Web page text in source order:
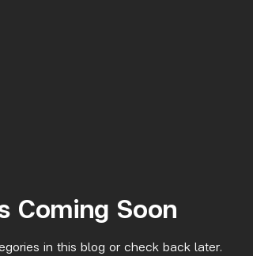
Coming Soon
in this blog or check back later.